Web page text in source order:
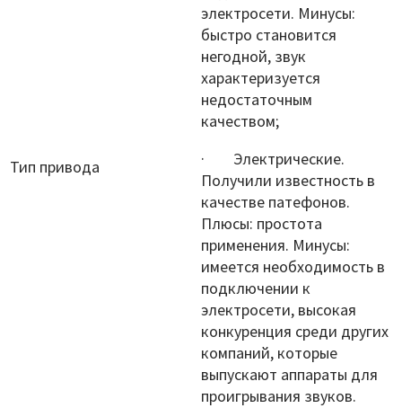
Тип привода
электросети. Минусы:
быстро становится
негодной, звук
характеризуется
недостаточным
качеством;
· Электрические.
Получили известность в
качестве патефонов.
Плюсы: простота
применения. Минусы:
имеется необходимость в
подключении к
электросети, высокая
конкуренция среди других
компаний, которые
выпускают аппараты для
проигрывания звуков.